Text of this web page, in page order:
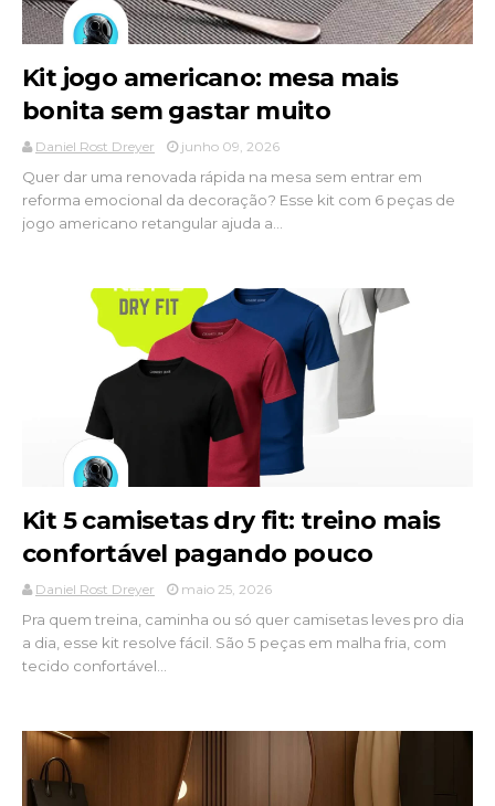
Kit jogo americano: mesa mais
bonita sem gastar muito
Daniel Rost Dreyer junho 09, 2026
Quer dar uma renovada rápida na mesa sem entrar em
reforma emocional da decoração? Esse kit com 6 peças de
jogo americano retangular ajuda a...
Kit 5 camisetas dry fit: treino mais
confortável pagando pouco
Daniel Rost Dreyer maio 25, 2026
Pra quem treina, caminha ou só quer camisetas leves pro dia
a dia, esse kit resolve fácil. São 5 peças em malha fria, com
tecido confortável...